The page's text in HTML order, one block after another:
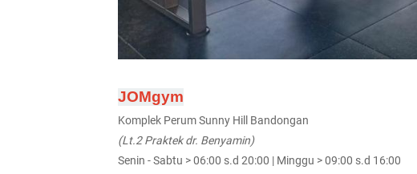
JOMgym
Komplek Perum Sunny Hill Bandongan
(Lt.2 Praktek dr. Benyamin)
Senin - Sabtu > 06:00 s.d 20:00 | Minggu > 09:00 s.d 16:00